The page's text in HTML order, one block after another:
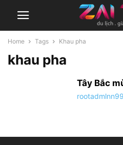
Home Tags Khau pha
khau pha
Tây Bắc
rootadmlnn99